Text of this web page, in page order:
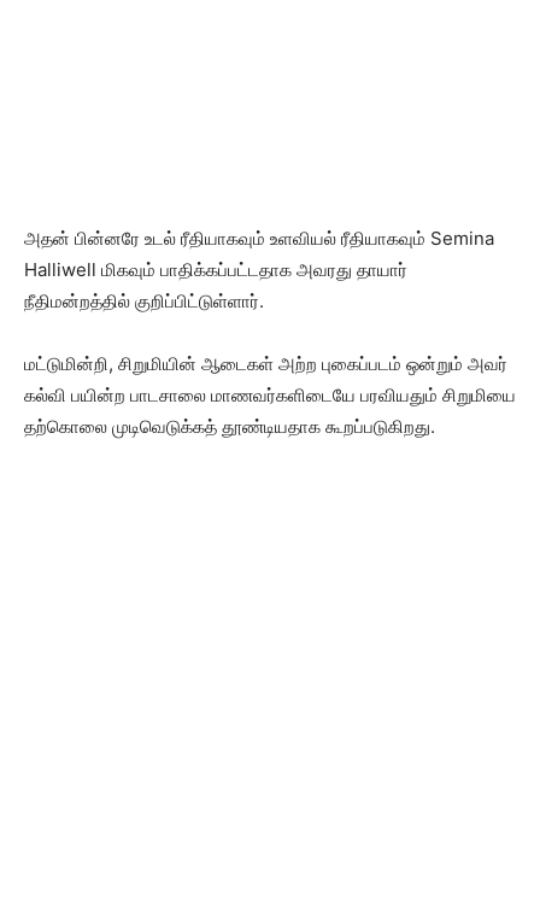
அதன் பின்னரே உடல் ரீதியாகவும் உளவியல் ரீதியாகவும் Semina
Halliwell மிகவும் பாதிக்கப்பட்டதாக அவரது தாயார்
நீதிமன்றத்தில் குறிப்பிட்டுள்ளார்.
மட்டுமின்றி, சிறுமியின் ஆடைகள் அற்ற புகைப்படம் ஒன்றும் அவர்
கல்வி பயின்ற பாடசாலை மாணவர்களிடையே பரவியதும் சிறுமியை
தற்கொலை முடிவெடுக்கத் தூண்டியதாக கூறப்படுகிறது.